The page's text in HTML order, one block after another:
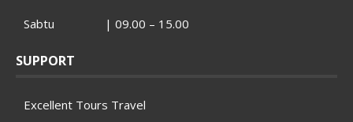
Sabtu | 09.00 – 15.00
SUPPORT
Excellent Tours Travel